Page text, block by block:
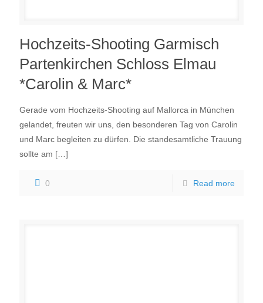
Hochzeits-Shooting Garmisch
Partenkirchen Schloss Elmau
*Carolin & Marc*
Gerade vom Hochzeits-Shooting auf Mallorca in München
gelandet, freuten wir uns, den besonderen Tag von Carolin
und Marc begleiten zu dürfen. Die standesamtliche Trauung
sollte am […]
0 Read more